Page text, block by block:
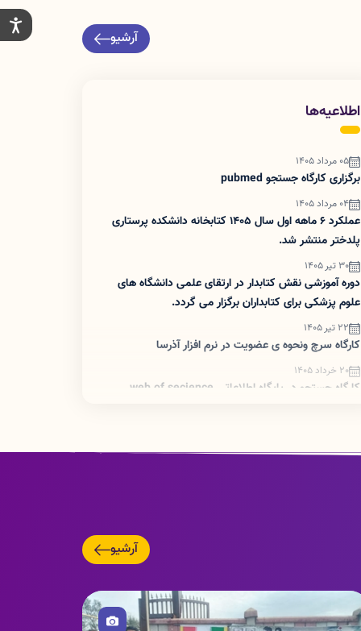
آرشیو
اطلاعیه‌ها
05 مرداد 1405
برگزاری کارگاه جستجو pubmed
04 مرداد 1405
عملکرد 6 ماهه اول سال 1405 کتابخانه دانشکده پرستاری
پلدختر منتشر شد.
30 تیر 1405
دوره آموزشی نقش کتابدار در ارتقای علمی دانشگاه های
علوم پزشکی برای کتابداران برگزار می گردد.
22 تیر 1405
کارگاه سرچ ونحوه ی عضویت در نرم افزار آذرسا
20 خرداد 1405
کارگاه جستجو در پایگاه اطلاعاتی web of secience
بین‌الملل
فوریت پزشکی
29 فروردین 1405
آرشیو